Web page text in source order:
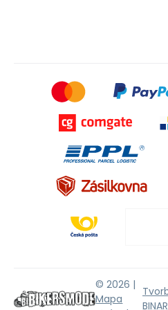
© 2026 |
Mapa